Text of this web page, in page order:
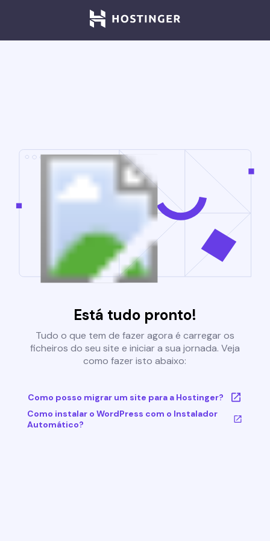
Está tudo pronto!
Tudo o que tem de fazer agora é carregar os
ficheiros do seu site e iniciar a sua jornada. Veja
como fazer isto abaixo:
Como posso migrar um site para a Hostinger?
Como instalar o WordPress com o Instalador
Automático?